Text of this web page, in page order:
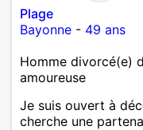
Plage
Bayonne - 49 ans
Homme divorcé(e)
amoureuse
Je suis ouvert à
cherche une